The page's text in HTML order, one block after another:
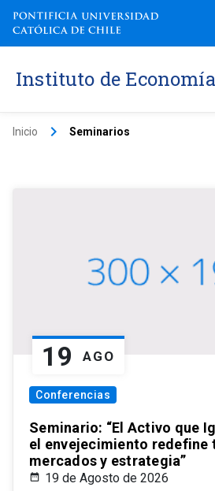
Instituto de Economía
Inicio keyboard_arrow_right Seminarios
19 AGO
Conferencias
Seminario: “El Activo que
el envejecimiento redefine
mercados y estrategia”
19 de Agosto de 2026